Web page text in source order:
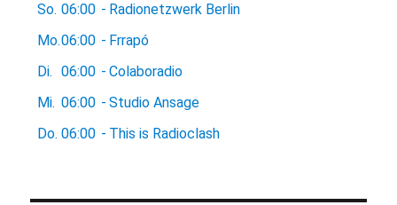
So. 06:00 - Radionetzwerk Berlin
Mo.06:00 - Frrapó
Di.
06:00 - Colaboradio
Mi. 06:00 - Studio Ansage
Do. 06:00 - This is Radioclash